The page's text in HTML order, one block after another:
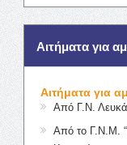
Αιτήματα για
Αιτήματα για
Από Γ.Ν.
Από το Γ.Ν.Μ.